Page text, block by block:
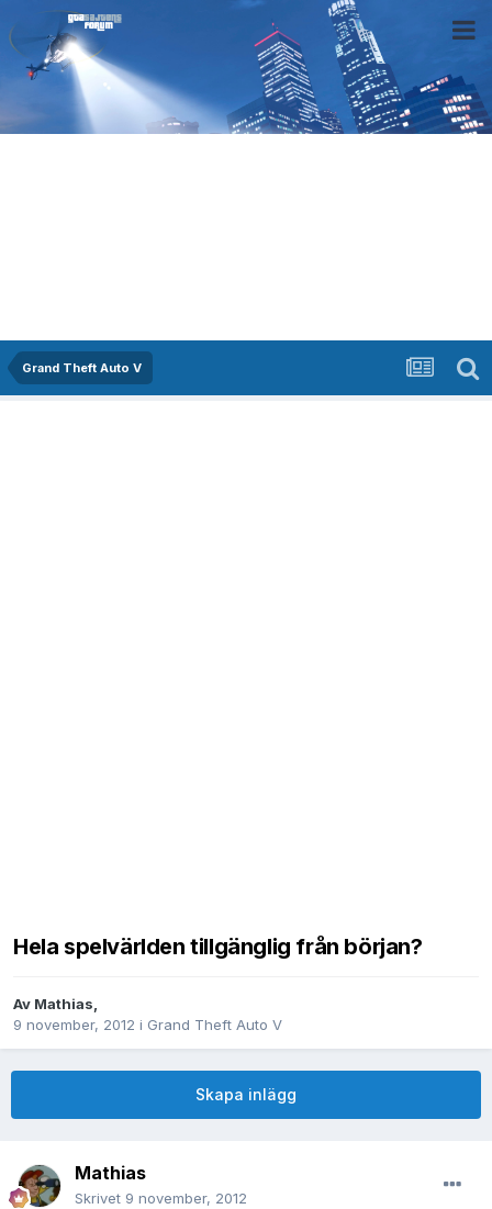
Grand Theft Auto V
Hela spelvärlden tillgänglig från början?
Av Mathias,
9 november, 2012 i Grand Theft Auto V
Skapa inlägg
Mathias
Skrivet 9 november, 2012